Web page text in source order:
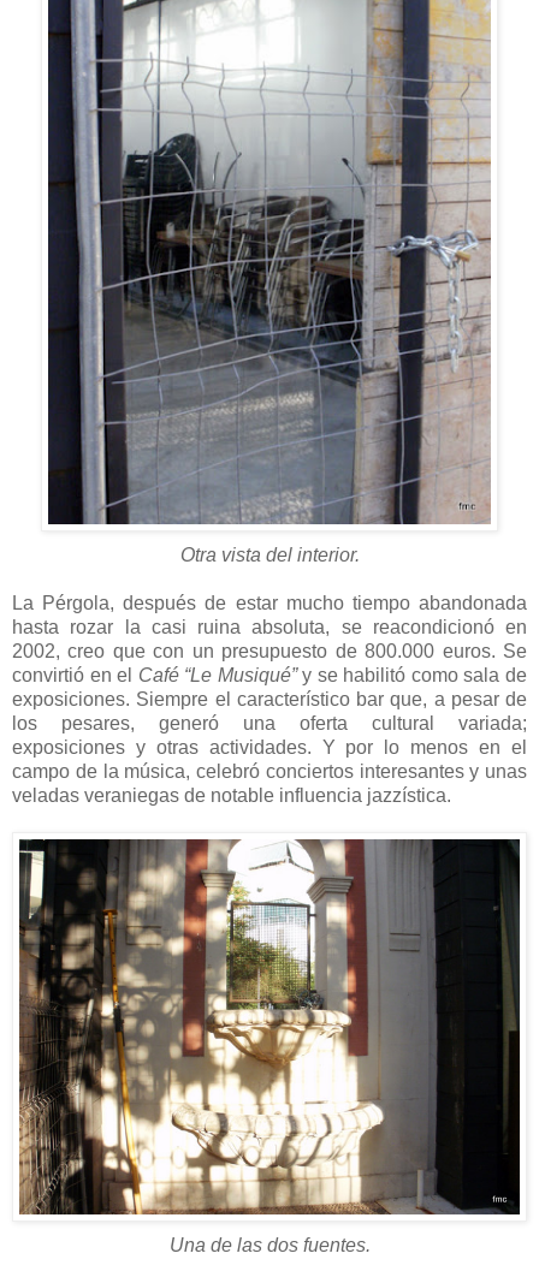
Otra vista del interior.
La Pérgola, después de estar mucho tiempo abandonada
hasta rozar la casi ruina absoluta, se reacondicionó en
2002, creo que con un presupuesto de 800.000 euros. Se
convirtió en el Café “Le Musiqué”y se habilitó como sala de
exposiciones. Siempre el característico bar que, a pesar de
los pesares, generó una oferta cultural variada;
exposiciones y otras actividades. Y por lo menos en el
campo de la música, celebró conciertos interesantes y unas
veladas veraniegas de notable influencia jazzística.
Una de las dos fuentes.